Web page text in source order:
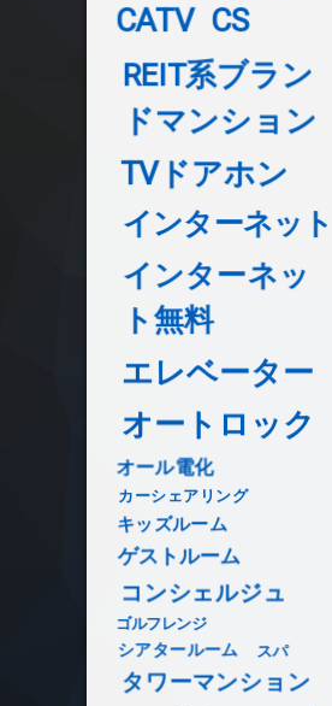
CATV CS
REIT系ブラン
ドマンション
TVドアホン
インターネット
インターネッ
ト無料
エレベーター
オートロック
オール電化
カーシェアリング
キッズルーム
ゲストルーム
コンシェルジュ
ゴルフレンジ
シアタールーム スパ
タワーマンション